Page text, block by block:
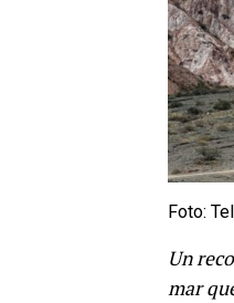
Foto:
Un
mar